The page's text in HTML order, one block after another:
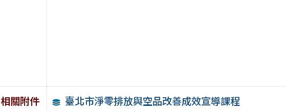
相關附件 臺北市淨零排放與空品改善成效宣導課程